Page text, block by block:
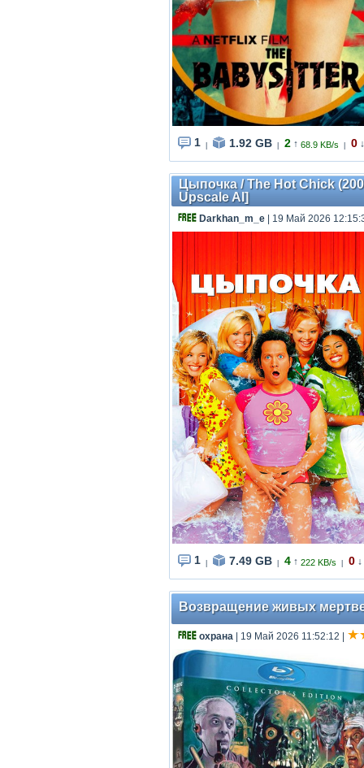
1 1.92 GB 2 ↑ 68.9 KB/s 0 ↓
Цыпочка / The Hot Chick
Upscale AI]
Darkhan_m_e | 19 Май 2026
1 7.49 GB 4 ↑ 222 KB/s 0 ↓
Возвращение живых
охрана | 19 Май 2026 11:52:12